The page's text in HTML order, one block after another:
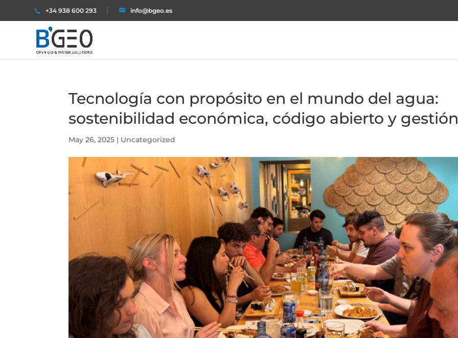
+34 938 600 293 info@bgeo.es
Tecnología con propósito en el mundo del agua:
sostenibilidad económica, código abierto y gestión
May 26, 2025 | Uncategorized